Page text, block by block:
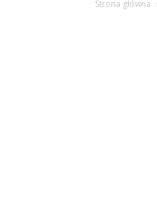
Strona główna